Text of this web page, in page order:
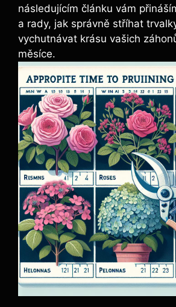
následujícím článku vám
a rady, jak správně stříhat
vychutnávat krásu vašich
měsíce.